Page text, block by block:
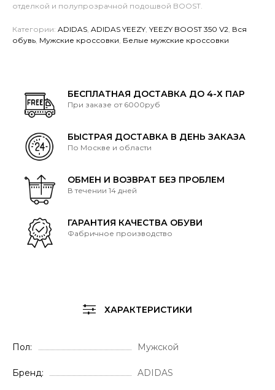
отделкой и полупрозрачной подошвой BOOST.
Категории: ADIDAS ADIDAS YEEZY YEEZY BOOST 350 V2 Вся
обувь Мужские кроссовки Белые мужские кроссовки
БЕСПЛАТНАЯ ДОСТАВКА ДО 4-Х ПАР
При заказе от 6000руб
БЫСТРАЯ ДОСТАВКА В ДЕНЬ ЗАКАЗА
По Москве и области
ОБМЕН И ВОЗВРАТ БЕЗ ПРОБЛЕМ
В течении 14 дней
ГАРАНТИЯ КАЧЕСТВА ОБУВИ
Фабричное производство
ХАРАКТЕРИСТИКИ
Пол Мужской
Бренд ADIDAS